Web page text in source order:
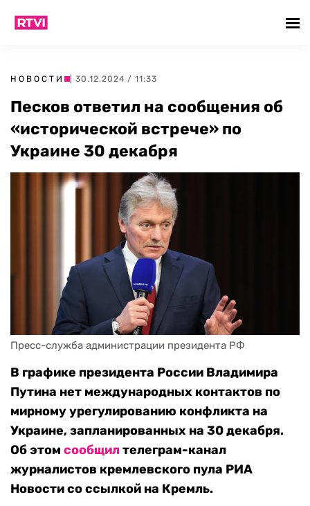
НОВОСТИ | 30.12.2024 / 11:33
Песков ответил на сообщения об
«исторической встрече» по
Украине 30 декабря
Пресс-служба администрации президента РФ
В графике президента России Владимира
Путина нет международных контактов по
мирному урегулированию конфликта на
Украине, запланированных на 30 декабря.
Об этом сообщилтелеграм-канал
журналистов кремлевского пула РИА
Новости со ссылкой на Кремль.